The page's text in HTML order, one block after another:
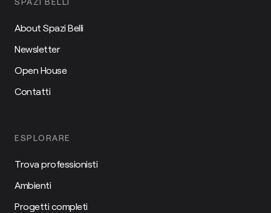
About Spazi Belli
Newsletter
Open House
Contatti
ESPLORARE
Trova professionisti
Ambienti
Progetti completi